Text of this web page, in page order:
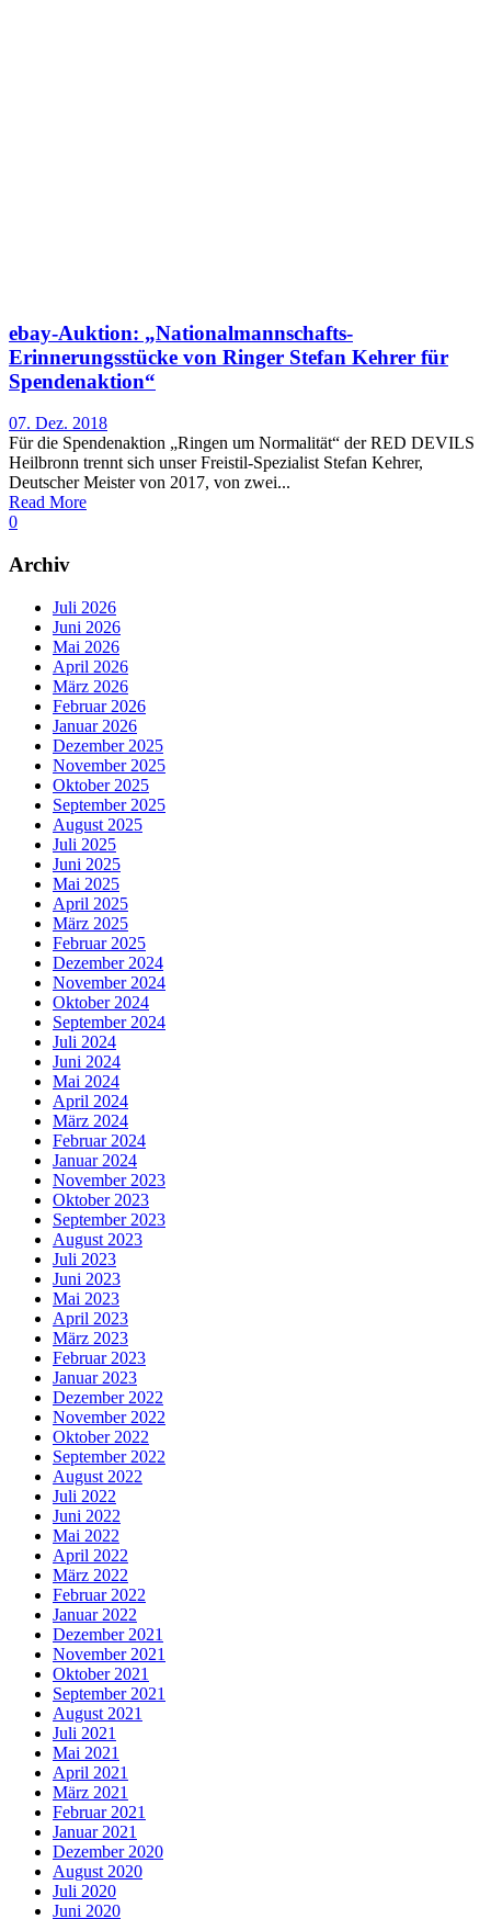
ebay-Auktion: „Nationalmannschafts-
Erinnerungsstücke von Ringer Stefan Kehrer für
Spendenaktion“
07. Dez. 2018
Für die Spendenaktion „Ringen um Normalität“ der RED DEVILS
Heilbronn trennt sich unser Freistil-Spezialist Stefan Kehrer,
Deutscher Meister von 2017, von zwei...
Read More
0
Archiv
Juli 2026
Juni 2026
Mai 2026
April 2026
März 2026
Februar 2026
Januar 2026
Dezember 2025
November 2025
Oktober 2025
September 2025
August 2025
Juli 2025
Juni 2025
Mai 2025
April 2025
März 2025
Februar 2025
Dezember 2024
November 2024
Oktober 2024
September 2024
Juli 2024
Juni 2024
Mai 2024
April 2024
März 2024
Februar 2024
Januar 2024
November 2023
Oktober 2023
September 2023
August 2023
Juli 2023
Juni 2023
Mai 2023
April 2023
März 2023
Februar 2023
Januar 2023
Dezember 2022
November 2022
Oktober 2022
September 2022
August 2022
Juli 2022
Juni 2022
Mai 2022
April 2022
März 2022
Februar 2022
Januar 2022
Dezember 2021
November 2021
Oktober 2021
September 2021
August 2021
Juli 2021
Mai 2021
April 2021
März 2021
Februar 2021
Januar 2021
Dezember 2020
August 2020
Juli 2020
Juni 2020